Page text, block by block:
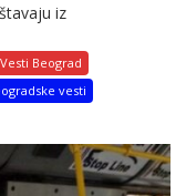
iz
Beograd
vesti